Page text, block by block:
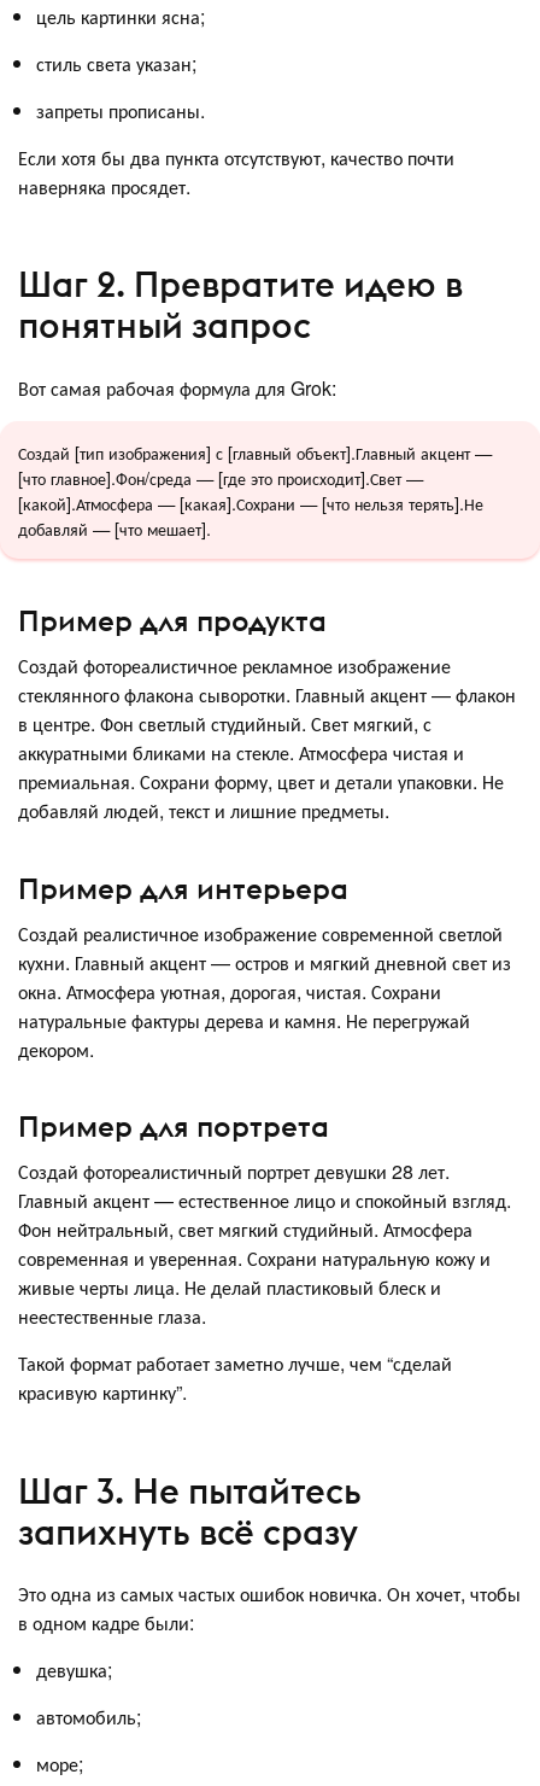
цель картинки ясна;
стиль света указан;
запреты прописаны.
Если хотя бы два пункта отсутствуют, качество почти
наверняка просядет.
Шаг 2. Превратите идею в
понятный запрос
Вот самая рабочая формула для Grok:
Создай [тип изображения] с [главный объект].Главный акцент —
[что главное].Фон/среда — [где это происходит].Свет —
[какой].Атмосфера — [какая].Сохрани — [что нельзя терять].Не
добавляй — [что мешает].
Пример для продукта
Создай фотореалистичное рекламное изображение
стеклянного флакона сыворотки. Главный акцент — флакон
в центре. Фон светлый студийный. Свет мягкий, с
аккуратными бликами на стекле. Атмосфера чистая и
премиальная. Сохрани форму, цвет и детали упаковки. Не
добавляй людей, текст и лишние предметы.
Пример для интерьера
Создай реалистичное изображение современной светлой
кухни. Главный акцент — остров и мягкий дневной свет из
окна. Атмосфера уютная, дорогая, чистая. Сохрани
натуральные фактуры дерева и камня. Не перегружай
декором.
Пример для портрета
Создай фотореалистичный портрет девушки 28 лет.
Главный акцент — естественное лицо и спокойный взгляд.
Фон нейтральный, свет мягкий студийный. Атмосфера
современная и уверенная. Сохрани натуральную кожу и
живые черты лица. Не делай пластиковый блеск и
неестественные глаза.
Такой формат работает заметно лучше, чем “сделай
красивую картинку”.
Шаг 3. Не пытайтесь
запихнуть всё сразу
Это одна из самых частых ошибок новичка. Он хочет, чтобы
в одном кадре были:
девушка;
автомобиль;
море;